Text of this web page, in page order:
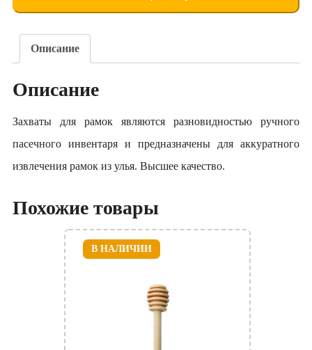
(cu
(tip
Описание
Описание
Захваты для рамок являются разновидностью ручного
пасечного инвентаря и предназначены для аккуратного
извлечения рамок из улья. Высшее качество.
Похожие товары
В НАЛИЧИИ